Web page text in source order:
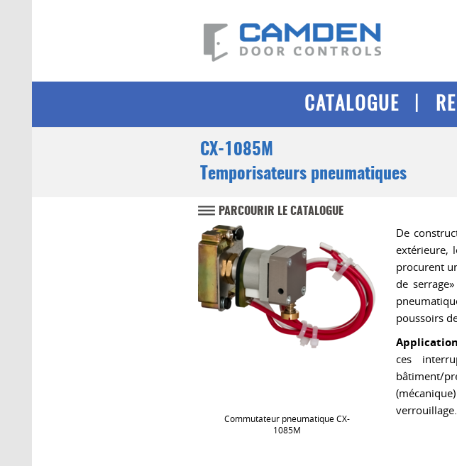
CATALOGUE
CX-1085M
Temporisateurs pneumatiques
PARCOURIR LE CATALOGUE
Commutateur pneumatique CX-
1085M
De
extérieure,
procurent
de
poussoirs
ces
bâtiment/
verrouillage.